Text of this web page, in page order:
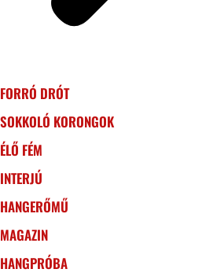
FORRÓ DRÓT
SOKKOLÓ KORONGOK
ÉLŐ FÉM
INTERJÚ
HANGERŐMŰ
MAGAZIN
HANGPRÓBA